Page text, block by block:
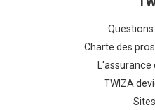
Charte des
TWIZA